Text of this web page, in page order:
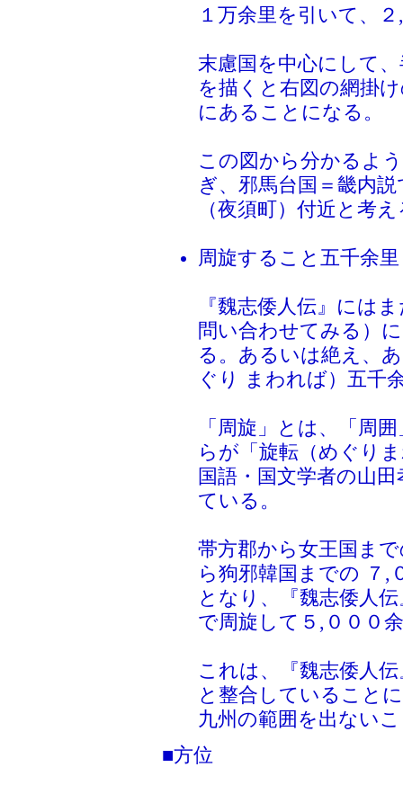
１万余里を引いて、
末慮国を中心にして
を描くと右図の網掛
にあることになる。
この図から分かるよ
ぎ、邪馬台国＝畿内
（夜須町）付近と考
周旋すること五千余里
『魏志倭人伝』には
問い合わせてみる）
る。あるいは絶え、
ぐり まわれば）五千
「周旋」とは、「周
らが「旋転（めぐり
国語・国文学者の山
ている。
帯方郡から女王国ま
ら狗邪韓国までの ７,
となり、『魏志倭人
で周旋して５,０００
これは、『魏志倭人
と整合していること
九州の範囲を出ない
■方位